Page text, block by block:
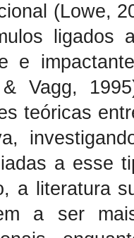
(Lowe,
ligados
e
& Vagg,
teóricas
a esse
a literatura
a ser